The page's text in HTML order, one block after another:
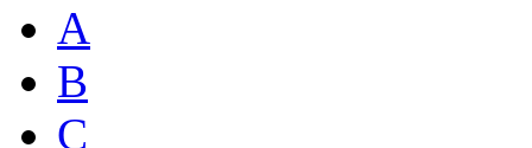
A
B
C